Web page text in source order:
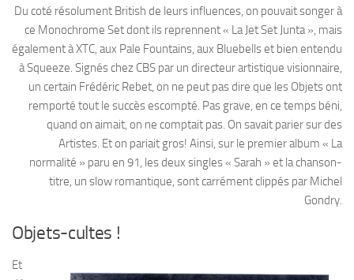
Du coté résolument British de leurs influences, on pouvait songer à
ce Monochrome Set dont ils reprennent « La Jet Set Junta », mais
également à XTC, aux Pale Fountains, aux Bluebells et bien entendu
à Squeeze. Signés chez CBS par un directeur artistique visionnaire,
un certain Frédéric Rebet, on ne peut pas dire que les Objets ont
remporté tout le succès escompté. Pas grave, en ce temps béni,
quand on aimait, on ne comptait pas. On savait parier sur des
Artistes. Et on pariait gros! Ainsi, sur le premier album « La
normalité » paru en 91, les deux singles « Sarah » et la chanson-
titre, un slow romantique, sont carrément clippés par Michel
Gondry.
Objets-cultes !
Et